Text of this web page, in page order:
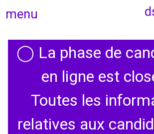
menu
Actualités
Candidatures
◯ La phase de
en ligne est
Toutes les
relatives aux